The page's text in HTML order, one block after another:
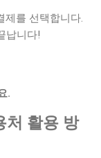
제를 선택합니다.
납니다!
.
처 활용 방